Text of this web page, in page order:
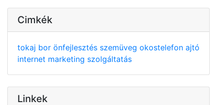
Cimkék
tokaj bor önfejlesztés szemüveg okostelefon ajtó
internet marketing szolgáltatás
Linkek